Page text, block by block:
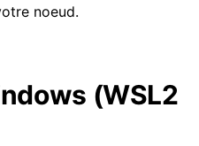
noeud.
(WSL2